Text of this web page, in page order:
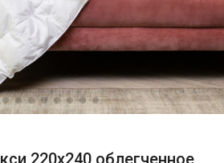
220х240 облегченное